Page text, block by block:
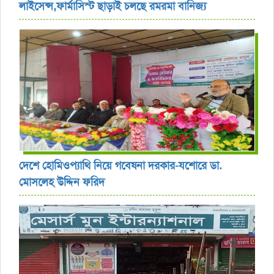
লাইসেন্স,ফার্মাসিস্ট ছাড়াই চলছে রমরমা বানিজ্য ‎
দেশে হোমিওপ্যাথি নিয়ে গবেষনা দরকার-যশোরে ডা.
মোসলেহ উদ্দিন ফরিদ